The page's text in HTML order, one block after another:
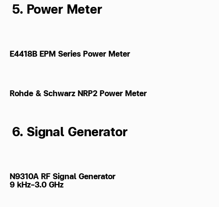
5. Power Meter
E4418B EPM Series Power Meter
Rohde & Schwarz NRP2 Power Meter
6. Signal Generator
N9310A RF Signal Generator
9 kHz-3.0 GHz